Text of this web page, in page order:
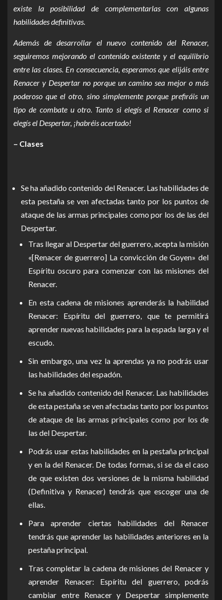
existe la posibilidad de complementarlas con algunas
habilidades definitivas.
Además de desarrollar el nuevo contenido del Renacer,
seguiremos mejorando el contenido existente y el equilibrio
entre las clases. En consecuencia, esperamos que elijáis entre
Renacer y Despertar no porque un camino sea mejor o más
poderoso que el otro, sino simplemente porque prefiráis un
tipo de combate u otro. Tanto si elegís el Renacer como si
elegís el Despertar, ¡habréis acertado!
– Clases
Se ha añadido contenido del Renacer. Las habilidades de
esta pestaña se ven afectadas tanto por los puntos de
ataque de las armas principales como por los de las del
Despertar.
Tras llegar al Despertar del guerrero, acepta la misión
«[Renacer de guerrero] La convicción de Goyen» del
Espíritu oscuro para comenzar con las misiones del
Renacer.
En esta cadena de misiones aprenderás la habilidad
Renacer: Espíritu del guerrero, que te permitirá
aprender nuevas habilidades para la espada larga y el
escudo.
Sin embargo, una vez la aprendas ya no podrás usar
las habilidades del espadón.
Se ha añadido contenido del Renacer. Las habilidades
de esta pestaña se ven afectadas tanto por los puntos
de ataque de las armas principales como por los de
las del Despertar.
Podrás usar estas habilidades en la pestaña principal
y en la del Renacer. De todas formas, si se da el caso
de que existen dos versiones de la misma habilidad
(Definitiva y Renacer) tendrás que escoger una de
ellas.
Para aprender ciertas habilidades del Renacer
tendrás que aprender las habilidades anteriores en la
pestaña principal.
Tras completar la cadena de misiones del Renacer y
aprender Renacer: Espíritu del guerrero, podrás
cambiar entre Renacer y Despertar simplemente